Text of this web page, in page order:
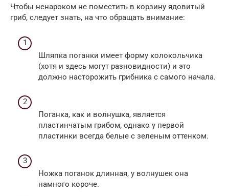
Чтобы ненароком не поместить в корзину ядовитый
гриб, следует знать, на что обращать внимание:
Шляпка поганки имеет форму колокольчика
(хотя и здесь могут разновидности) и это
должно насторожить грибника с самого начала.
Поганка, как и волнушка, является
пластинчатым грибом, однако у первой
пластинки всегда белые с зеленым оттенком.
Ножка поганок длинная, у волнушек она
намного короче.